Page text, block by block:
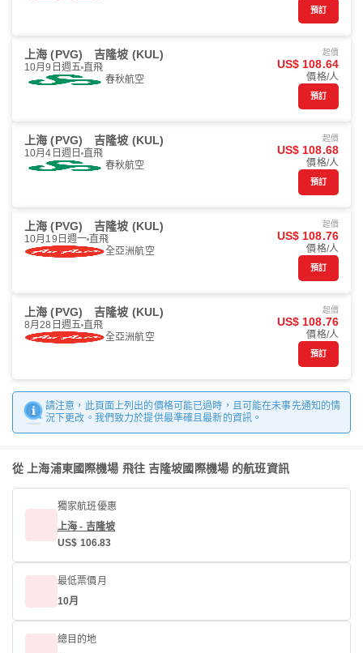
預訂
上海 (PVG) 吉隆坡 (KUL)
10月9日週五 直飛
春秋航空
起價
US$ 108.64
價格/人
預訂
上海 (PVG) 吉隆坡 (KUL)
10月4日週日 直飛
春秋航空
起價
US$ 108.68
價格/人
預訂
上海 (PVG) 吉隆坡 (KUL)
10月19日週一 直飛
全亞洲航空
起價
US$ 108.76
價格/人
預訂
上海 (PVG) 吉隆坡 (KUL)
8月28日週五 直飛
全亞洲航空
起價
US$ 108.76
價格/人
預訂
請注意，此頁面上列出的價格可能已過時，且可能在未事先通知的情
況下更改。我們致力於提供最準確且最新的資訊。
從 上海浦東國際機場 飛往 吉隆坡國際機場 的航班資訊
獨家航班優惠
上海 - 吉隆坡
US$ 106.83
最低票價月
10月
總目的地